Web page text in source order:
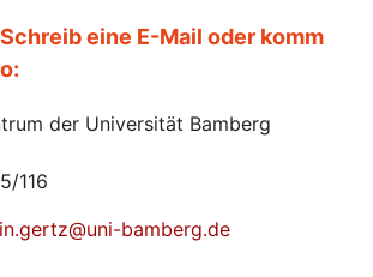
eine E-Mail oder komm
der Universität Bamberg
116
bamberg.de